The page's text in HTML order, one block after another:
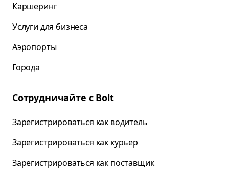
Каршеринг
Услуги для бизнеса
Аэропорты
Города
Сотрудничайте с Bolt
Зарегистрироваться как водитель
Зарегистрироваться как курьер
Зарегистрироваться как поставщик